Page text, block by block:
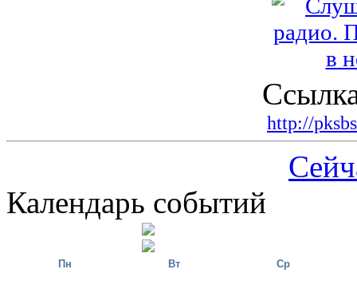
http://
Календарь событий
Пн Вт Ср